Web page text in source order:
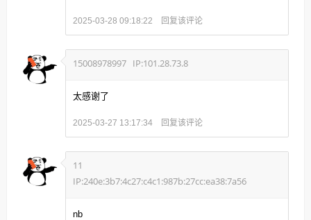
2025-03-28 09:18:22 回复该评论
15008978997 IP:101.28.73.8
太感谢了
2025-03-27 13:17:34 回复该评论
11
IP:240e:3b7:4c27:c4c1:987b:27cc:ea38:7a56
nb